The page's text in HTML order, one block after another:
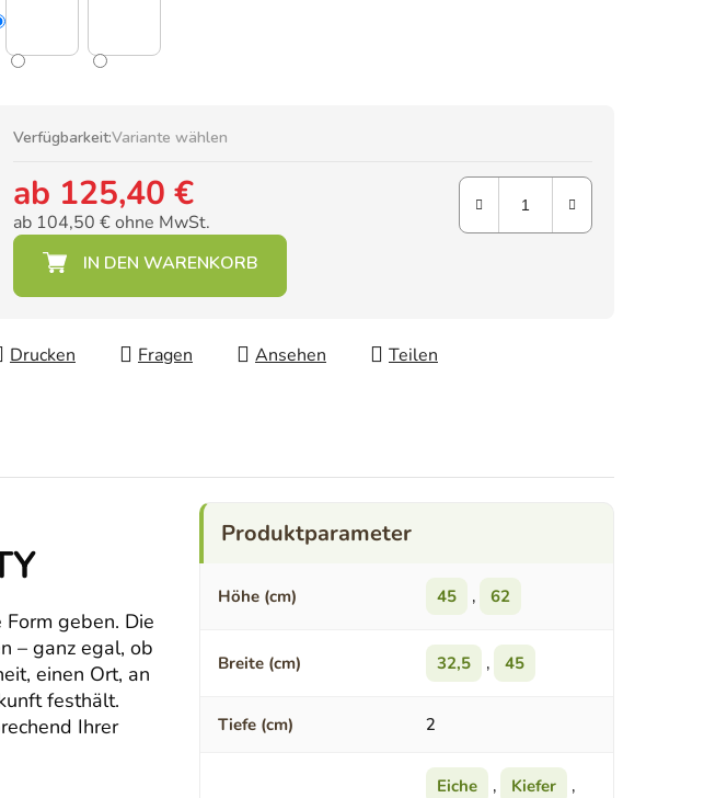
Verfügbarkeit:Variante wählen
ab 125,40 €
ab 104,50 €ohne MwSt.
Verkaufspreis:
Drucken Fragen Ansehen Teilen
geben. Die
– ganz egal, ob
einen Ort, an
festhält.
Ihrer
Höhe (cm) 45 , 62
Breite (cm) 32,5 , 45
Tiefe (cm) 2
Eiche , Kiefer
,